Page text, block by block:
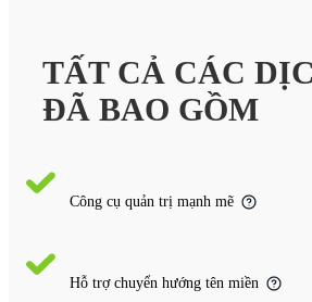
TẤT CẢ CÁC
ĐÃ BAO GỒM
Công cụ quản trị mạnh mẽ
Hỗ trợ chuyển hướng tên miền